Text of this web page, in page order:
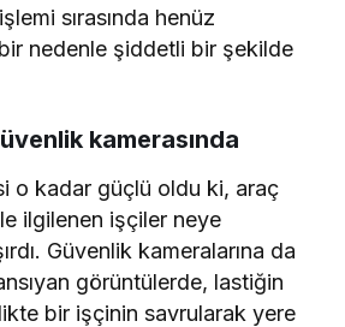
sırasında henüz
nedenle şiddetli bir şekilde
kamerasında
o kadar güçlü oldu ki, araç
ilgilenen işçiler neye
Güvenlik kameralarına da
görüntülerde, lastiğin
bir işçinin savrularak yere